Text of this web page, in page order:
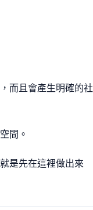
而且會產生明確的社
間。
是先在這裡做出來